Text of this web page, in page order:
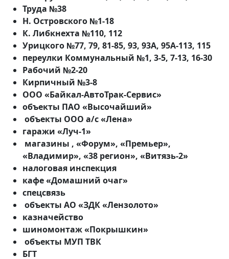
Труда №38
Н. Островского №1-18
К. Либкнехта №110, 112
Урицкого №77, 79, 81-85, 93, 93А, 95А-113, 115
переулки Коммунальный №1, 3-5, 7-13, 16-30
Рабочий №2-20
Кирпичный №3-8
ООО «Байкал-АвтоТрак-Сервис»
объекты ПАО «Высочайший»
объекты ООО а/с «Лена»
гаражи «Луч-1»
магазины , «Форум», «Премьер»,
«Владимир», «38 регион», «Витязь-2»
налоговая инспекция
кафе «Домашний очаг»
спецсвязь
объекты АО «ЗДК «Лензолото»
казначейство
шиномонтаж «Покрышкин»
объекты МУП ТВК
БГТ